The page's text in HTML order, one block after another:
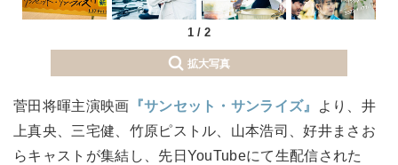
1 / 2
拡大写真
菅田将暉主演映画 『サンセット・サンライズ』
より、井
上真央、三宅健、竹原ピストル、山本浩司、好井まさお
らキャストが集結し、先日YouTubeにて生配信された